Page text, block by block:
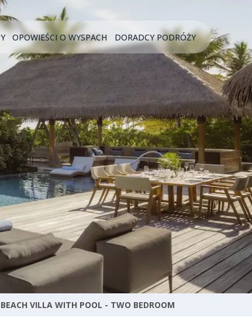
OPOWIEŚCI O WYSPACH DORADCY PODRÓŻY
VILLA WITH POOL - TWO BEDROOM